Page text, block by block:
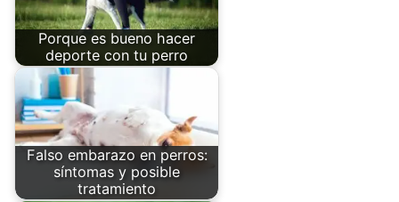
Porque es bueno hacer
deporte con tu perro
Falso embarazo en perros:
síntomas y posible
tratamiento